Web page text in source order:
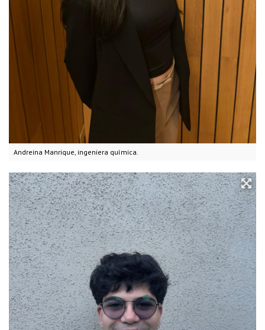
Andreina Manrique, ingeniera química.